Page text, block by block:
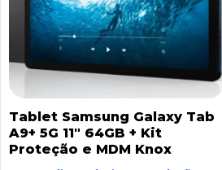
Tablet Samsung Galaxy Tab
A9+ 5G 11″ 64GB + Kit
Proteção e MDM Knox